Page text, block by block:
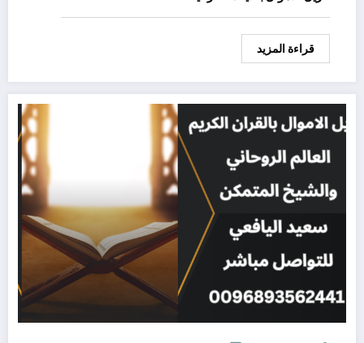
قراءة المزيد